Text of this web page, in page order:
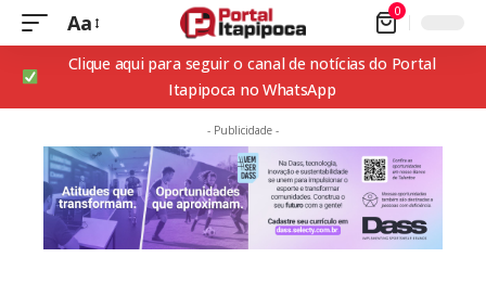
Aa 0
Clique aqui para seguir o canal de notícias do Portal
Itapipoca no WhatsApp
- Publicidade -